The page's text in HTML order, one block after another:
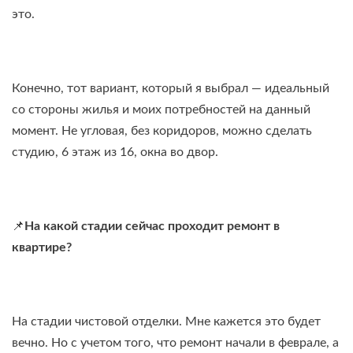
это.
Конечно, тот вариант, который я выбрал — идеальный
со стороны жилья и моих потребностей на данный
момент. Не угловая, без коридоров, можно сделать
студию, 6 этаж из 16, окна во двор.
📌 На какой стадии сейчас проходит ремонт в
квартире?
На стадии чистовой отделки. Мне кажется это будет
вечно. Но с учетом того, что ремонт начали в феврале, а